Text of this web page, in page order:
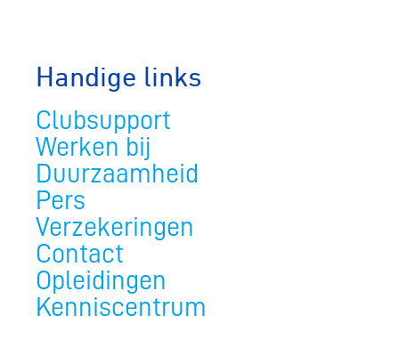
Handige links
Clubsupport
Werken bij
Duurzaamheid
Pers
Verzekeringen
Contact
Opleidingen
Kenniscentrum